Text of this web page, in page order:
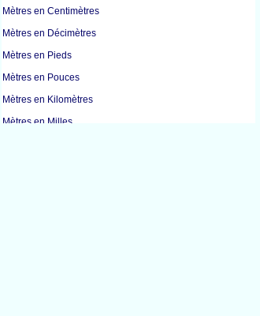
Mètres en Centimètres
Mètres en Décimètres
Mètres en Pieds
Mètres en Pouces
Mètres en Kilomètres
Mètres en Milles